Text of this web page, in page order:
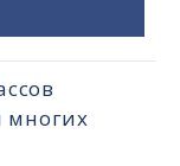
многих